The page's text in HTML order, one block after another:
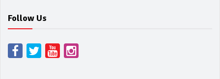
Follow Us